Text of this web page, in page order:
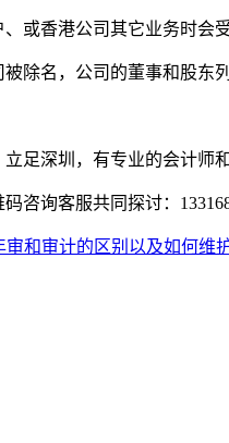
或香港公司其它业务时会
除名，公司的董事和股东
足深圳，有专业的会计师
咨询客服共同探讨：
和审计的区别以及如何维护